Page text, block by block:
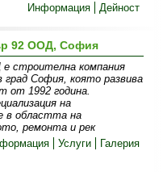
Информация
Дейност
92 ООД, София
строителна компания
град София, която развива
от 1992 година.
на
в областта на
ремонта и рек
Услуги Галерия